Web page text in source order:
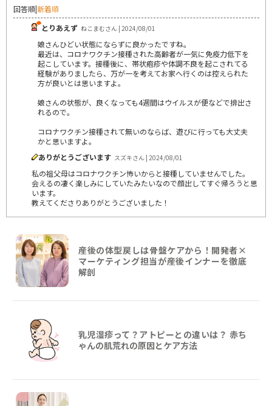
回答順|新着順
とりあえず ねこまむさん | 2024/08/01
娘さんひどい状態にならずに良かったですね。
最近は、コロナワクチン接種された高齢者が一気に免疫力低下を
起こしています。接種後に、帯状疱疹や体調不良を起こされてる
経験がありましたら、万が一を考えてお家へ行くのは控えられた
方が良いとは思いますよ。
娘さんの状態が、良くなっても4週間はウイルスが便などで排出さ
れるので。
コロナワクチン接種されて無いのならば、遊びに行っても大丈夫
かと思いますよ。
ありがとうございます スズキさん | 2024/08/01
私の祖父母はコロナワクチン怖いからと接種していませんでした。
会えるの凄く楽しみにしていたみたいなので顔出してすぐ帰ろうと思
います。
教えてくださりありがとうございました！
産後の体型戻しは骨盤ケアから！開発者×
マーケティング担当が産後インナーを徹底
解剖
乳児湿疹って？アトピーとの違いは？ 赤ち
ゃんの肌荒れの原因とケア方法